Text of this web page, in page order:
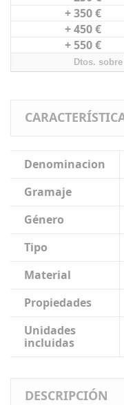
+ 350 €
+ 450 €
+ 550 €
Dtos.
Denominacion
Gramaje
Género
Tipo
Material
Propiedades
Unidades
incluidas
DESCRIPCIÓN